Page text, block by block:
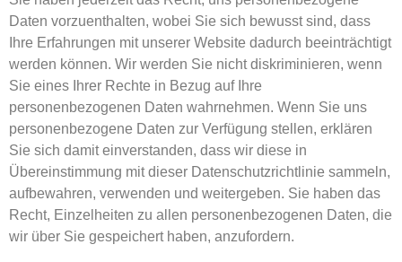
Daten vorzuenthalten, wobei Sie sich bewusst sind, dass
Ihre Erfahrungen mit unserer Website dadurch beeinträchtigt
werden können. Wir werden Sie nicht diskriminieren, wenn
Sie eines Ihrer Rechte in Bezug auf Ihre
personenbezogenen Daten wahrnehmen. Wenn Sie uns
personenbezogene Daten zur Verfügung stellen, erklären
Sie sich damit einverstanden, dass wir diese in
Übereinstimmung mit dieser Datenschutzrichtlinie sammeln,
aufbewahren, verwenden und weitergeben. Sie haben das
Recht, Einzelheiten zu allen personenbezogenen Daten, die
wir über Sie gespeichert haben, anzufordern.